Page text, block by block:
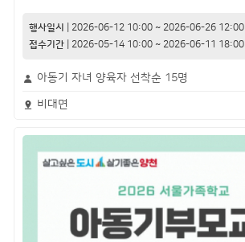
행사일시 2026-06-12 10:00~ 2026-06-26 12:00
접수기간| 2026-05-14 10:00~ 2026-06-11 18:00
아동기 자녀 양육자 선착순 15명
비대면